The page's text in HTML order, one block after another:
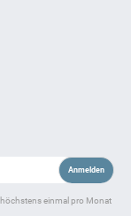
einmal pro Monat